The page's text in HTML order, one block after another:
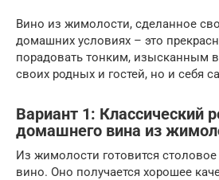
Вино из жимолости, сделанное
домашних условиях – это
порадовать тонким, изысканным
своих родных и гостей, но и себя
Вариант 1: Классический
домашнего вина из
Из жимолости готовится
вино. Оно получается хорошее